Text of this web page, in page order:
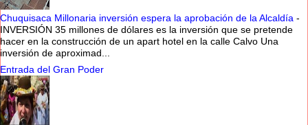
Chuquisaca Millonaria inversión espera la aprobación de la Alcaldía -
INVERSIÓN 35 millones de dólares es la inversión que se pretende
hacer en la construcción de un apart hotel en la calle Calvo Una
inversión de aproximad...
Entrada del Gran Poder